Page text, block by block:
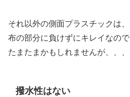
それ以外の側面プラスチックは、
布の部分に負けずにキレイなので
たまたまかもしれませんが、、、
撥水性はない